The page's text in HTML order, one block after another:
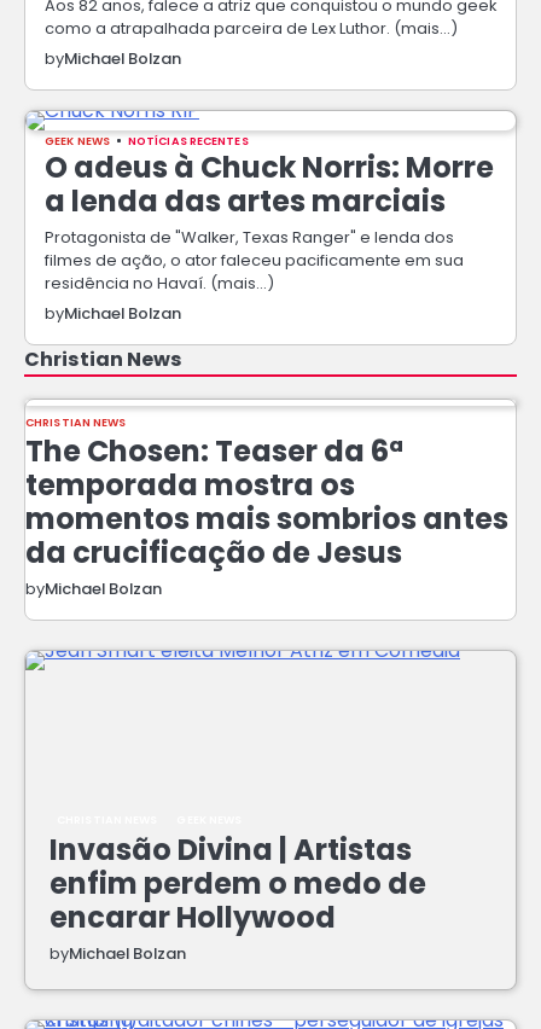
Aos 82 anos, falece a atriz que conquistou o mundo geek
como a atrapalhada parceira de Lex Luthor. (mais…)
byMichael Bolzan
GEEK NEWS NOTÍCIAS RECENTES
O adeus à Chuck Norris: Morre
a lenda das artes marciais
Protagonista de "Walker, Texas Ranger" e lenda dos
filmes de ação, o ator faleceu pacificamente em sua
residência no Havaí. (mais…)
byMichael Bolzan
Christian News
CHRISTIAN NEWS
The Chosen: Teaser da 6ª
temporada mostra os
momentos mais sombrios antes
da crucificação de Jesus
byMichael Bolzan
Invasão Divina | Artistas
enfim perdem o medo de
encarar Hollywood
byMichael Bolzan